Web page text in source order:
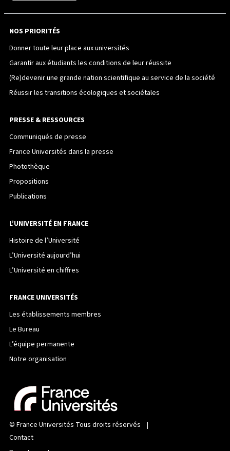
NOS PRIORITÉS
Donner toute leur place aux universités
Garantir aux étudiants les conditions de leur réussite
(Re)devenir une grande nation scientifique au service de la société
Réussir les transitions écologiques et sociétales
PRESSE & RESSOURCES
Communiqués de presse
France Universités dans la presse
Photothèque
Propositions
Publications
L’UNIVERSITÉ EN FRANCE
Histoire de l’Université
L’Université aujourd’hui
L’Université en chiffres
FRANCE UNIVERSITÉS
Les établissements membres
Le Bureau
L’équipe permanente
Notre organisation
© France Universités Tous droits réservés |
Contact